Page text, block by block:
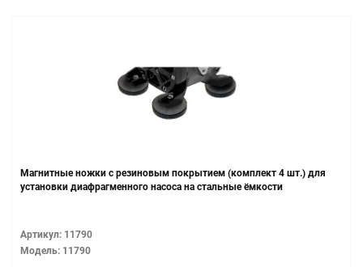
Магнитные ножки с резиновым покрытием (комплект 4 шт.) для
установки диафрагменного насоса на стальные ёмкости
Артикул: 11790
Модель: 11790